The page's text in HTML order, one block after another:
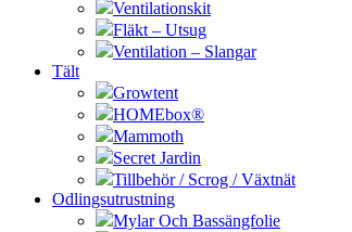
Ventilationskit
Fläkt – Utsug
Ventilation – Slangar
Tält
Growtent
HOMEbox®
Mammoth
Secret Jardin
Tillbehör / Scrog / Växtnät
Odlingsutrustning
Mylar Och Bassängfolie